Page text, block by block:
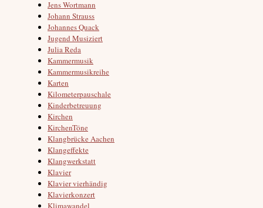
Jens Wortmann
Johann Strauss
Johannes Quack
Jugend Musiziert
Julia Reda
Kammermusik
Kammermusikreihe
Karten
Kilometerpauschale
Kinderbetreuung
Kirchen
KirchenTöne
Klangbrücke Aachen
Klangeffekte
Klangwerkstatt
Klavier
Klavier vierhändig
Klavierkonzert
Klimawandel